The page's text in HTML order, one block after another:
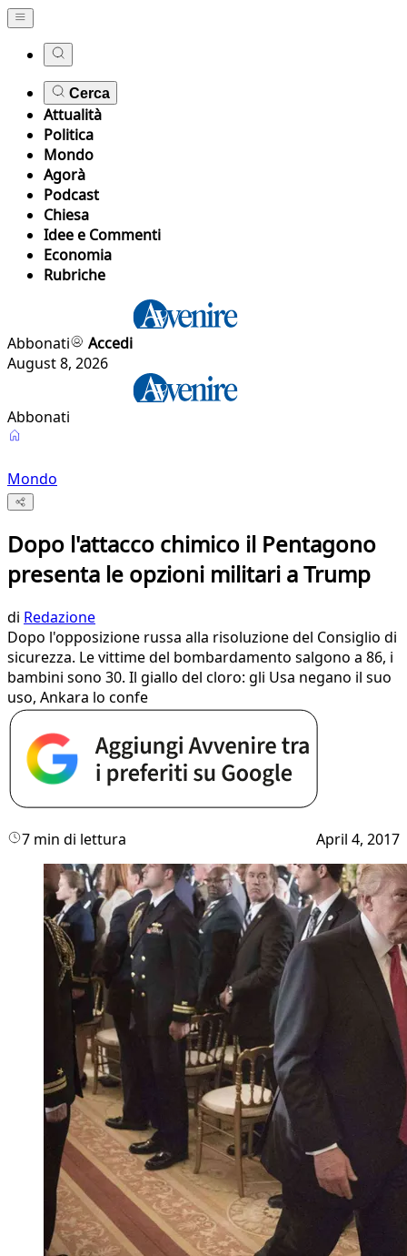
Cerca
Attualità
Politica
Mondo
Agorà
Podcast
Chiesa
Idee e Commenti
Economia
Rubriche
Abbonati
Accedi
August 8, 2026
Abbonati
Mondo
Dopo l'attacco chimico il Pentagono
presenta le opzioni militari a Trump
di Redazione
Dopo l'opposizione russa alla risoluzione del Consiglio di
sicurezza. Le vittime del bombardamento salgono a 86, i
bambini sono 30. Il giallo del cloro: gli Usa negano il suo
uso, Ankara lo confe
7 min di lettura April 4, 2017